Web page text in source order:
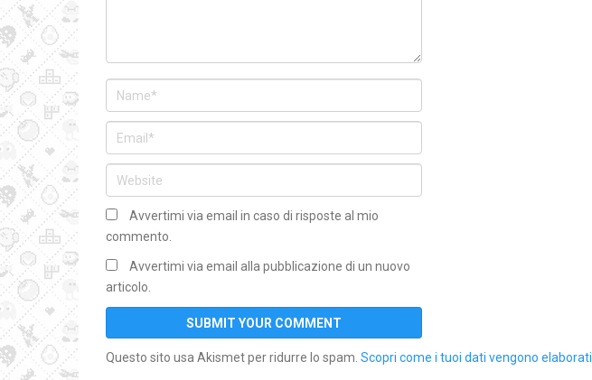
Avvertimi via email in caso di risposte al mio
commento.
Avvertimi via email alla pubblicazione di un nuovo
articolo.
Questo sito usa Akismet per ridurre lo spam. Scopri come i tuoi dati vengono elaborati